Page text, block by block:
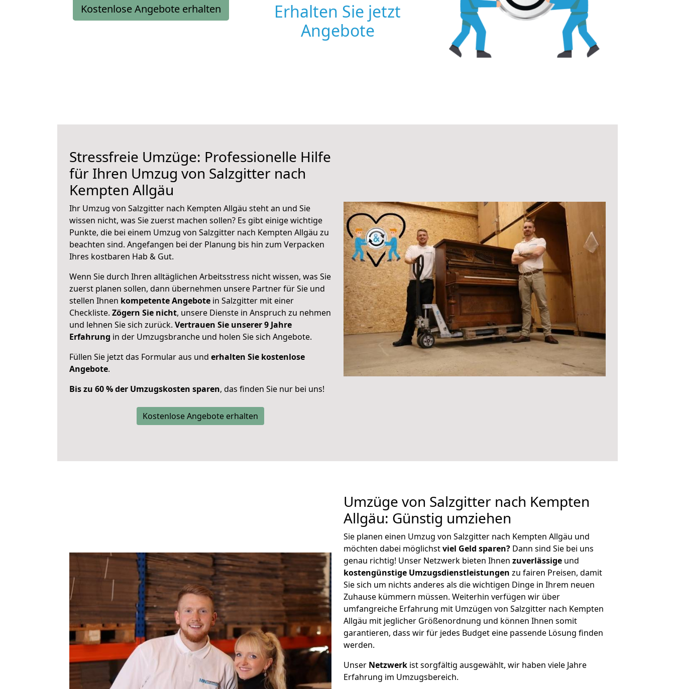
Kostenlose Angebote erhalten
Erhalten Sie jetzt
Angebote
Stressfreie Umzüge: Professionelle Hilfe
für Ihren Umzug von Salzgitter nach
Kempten Allgäu
Ihr Umzug von Salzgitter nach Kempten Allgäu steht an und Sie
wissen nicht, was Sie zuerst machen sollen? Es gibt einige wichtige
Punkte, die bei einem Umzug von Salzgitter nach Kempten Allgäu zu
beachten sind. Angefangen bei der Planung bis hin zum Verpacken
Ihres kostbaren Hab & Gut.
Wenn Sie durch Ihren alltäglichen Arbeitsstress nicht wissen, was Sie
zuerst planen sollen, dann übernehmen unsere Partner für Sie und
stellen Ihnen kompetente Angebote in Salzgitter mit einer
Checkliste. Zögern Sie nicht, unsere Dienste in Anspruch zu nehmen
und lehnen Sie sich zurück. Vertrauen Sie unserer 9 Jahre
Erfahrung in der Umzugsbranche und holen Sie sich Angebote.
Füllen Sie jetzt das Formular aus und erhalten Sie kostenlose
Angebote.
Bis zu 60 % der Umzugskosten sparen, das finden Sie nur bei uns!
Kostenlose Angebote erhalten
Umzüge von Salzgitter nach Kempten
Allgäu: Günstig umziehen
Sie planen einen Umzug von Salzgitter nach Kempten Allgäu und
möchten dabei möglichstviel Geld sparen? Dann sind Sie bei uns
genau richtig! Unser Netzwerk bieten Ihnen zuverlässige und
kostengünstige Umzugsdienstleistungen zu fairen Preisen, damit
Sie sich um nichts anderes als die wichtigen Dinge in Ihrem neuen
Zuhause kümmern müssen. Weiterhin verfügen wir über
umfangreiche Erfahrung mit Umzügen von Salzgitter nach Kempten
Allgäu mit jeglicher Größenordnung und können Ihnen somit
garantieren, dass wir für jedes Budget eine passende Lösung finden
werden.
Unser Netzwerk ist sorgfältig ausgewählt, wir haben viele Jahre
Erfahrung im Umzugsbereich.